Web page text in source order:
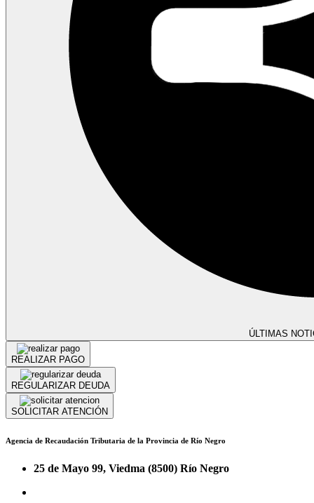
ÚLTIMAS
REALIZAR PAGO
REGULARIZAR DEUDA
SOLICITAR ATENCIÓN
Agencia de Recaudación Tributaria de la Provincia de Río Negro
25 de Mayo 99, Viedma (8500) Río Negro